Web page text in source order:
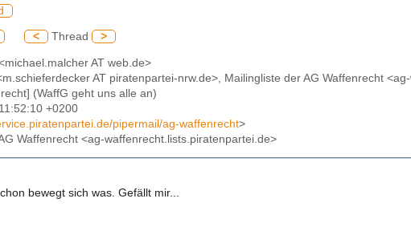
< Thread >
AT web.de>
AT piratenpartei-nrw.de>, Mailingliste der AG Waffenrecht
(WaffG geht uns alle an)
+0200
pipermail/ag-waffenrecht>
Waffenrecht <ag-waffenrecht.lists.piratenpartei.de>
bewegt sich was. Gefällt mir...